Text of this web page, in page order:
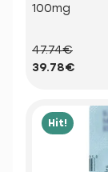
100mg
47.74€
39.78€
Hit!